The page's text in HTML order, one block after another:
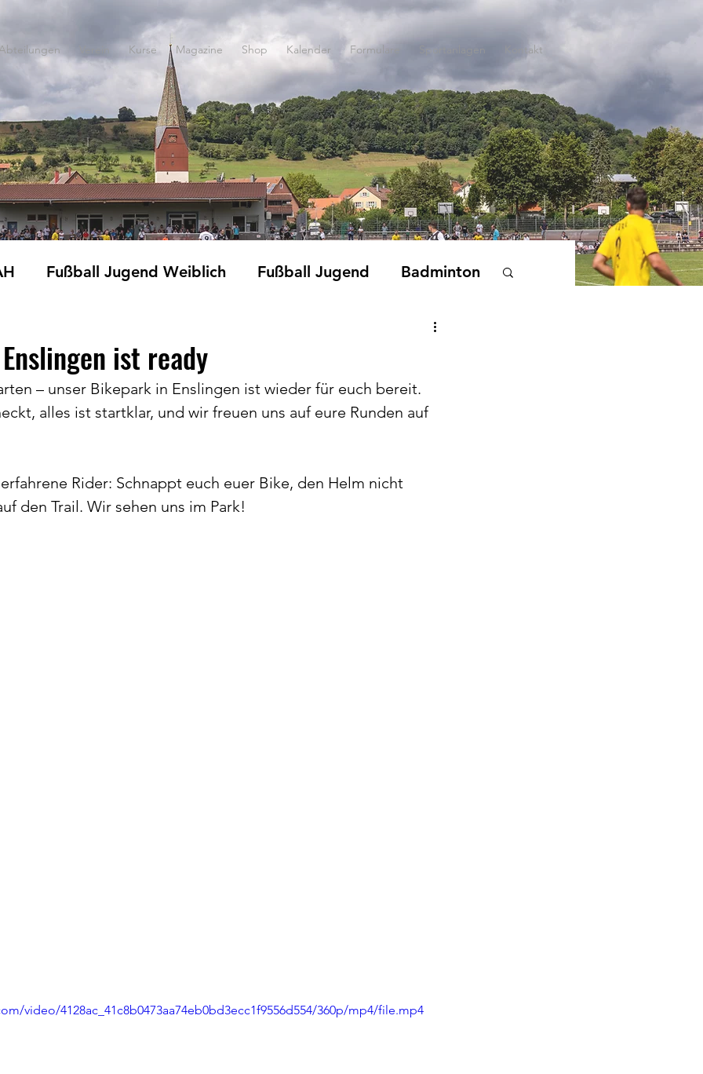
Kurse Magazine Shop Kalender Formulare Kontakt
Fußball Jugend Weiblich Fußball Jugend Badminton
Volleyball Allgemeines 75 Jahre
ist ready
– unser Bikepark in Enslingen ist wieder für euch bereit.
alles ist startklar, und wir freuen uns auf eure Runden auf
Rider: Schnappt euch euer Bike, den Helm nicht
den Trail. Wir sehen uns im Park!
video/4128ac_41c8b0473aa74eb0bd3ecc1f9556d554/360p/mp4/file.mp4